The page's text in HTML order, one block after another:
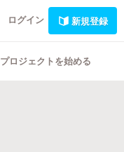
ログイン 新規登録
プロジェクトを始める